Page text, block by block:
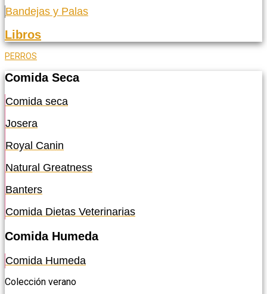
Bandejas y Palas
Libros
PERROS
Comida Seca
Comida seca
Josera
Royal Canin
Natural Greatness
Banters
Comida Dietas Veterinarias
Comida Humeda
Comida Humeda
Colección verano